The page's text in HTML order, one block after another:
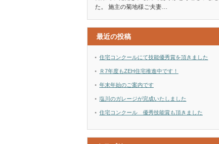
た。 施主の菊地様ご夫妻…
最近の投稿
住宅コンクールにて技能優秀賞を頂きました
Ｒ7年度もZEH住宅推進中です！
年末年始のご案内です
塩川のガレージが完成いたしました
住宅コンクール 優秀技能賞も頂きました